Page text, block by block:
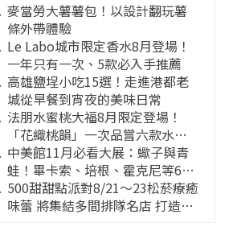
麥當勞大薯薯包！以設計翻玩薯
條外帶體驗
Le Labo城市限定香水8月登場！
一年只有一次、5款必入手推薦
高雄鹽埕小吃15選！走進港都老
城從早餐到宵夜的美味日常
法朋水蜜桃大福8月限定登場！
「花織桃韻」一次品嘗六款水蜜
桃花果大福
中美館11月必看大展：蠍子與青
蛙！畢卡索、培根、霍克尼等66
件國巨典藏亮相
500甜甜點派對8/21～23松菸療癒
味蕾 將集結多間排隊名店 打造靈